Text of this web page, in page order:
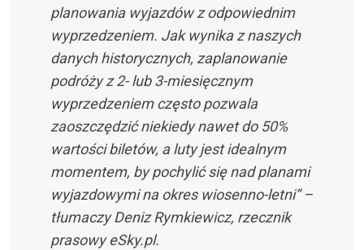
planowania wyjazdów z odpowiednim
wyprzedzeniem. Jak wynika z naszych
danych historycznych, zaplanowanie
podróży z 2- lub 3-miesięcznym
wyprzedzeniem często pozwala
zaoszczędzić niekiedy nawet do 50%
wartości biletów, a luty jest idealnym
momentem, by pochylić się nad planami
wyjazdowymi na okres wiosenno-letni” –
tłumaczy Deniz Rymkiewicz, rzecznik
prasowy eSky.pl.